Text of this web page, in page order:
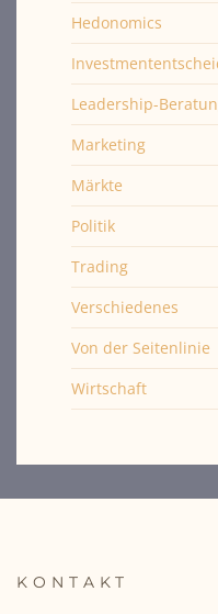
Hedonomics
Leadership-
Marketing
Märkte
Politik
Trading
Verschiedenes
Von der Seitenlinie
Wirtschaft
KONTAKT